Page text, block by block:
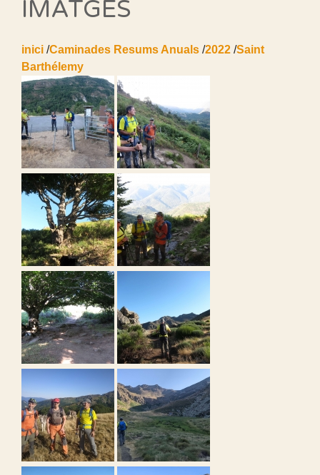
IMATGES
inici /Caminades Resums Anuals /2022 /Saint
Barthélemy